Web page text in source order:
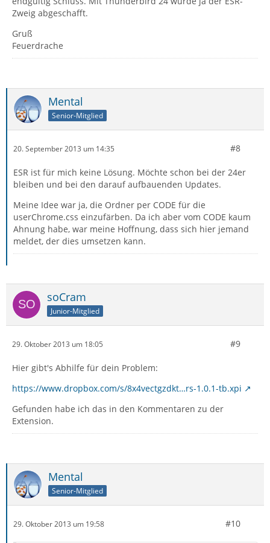
Zweig abgeschafft.
Gruß
Feuerdrache
Mental
Senior-Mitglied
20. September 2013 um 14:35 #8
ESR ist für mich keine Lösung. Möchte schon bei der 24er
bleiben und bei den darauf aufbauenden Updates.
Meine Idee war ja, die Ordner per CODE für die
userChrome.css einzufärben. Da ich aber vom CODE kaum
Ahnung habe, war meine Hoffnung, dass sich hier jemand
meldet, der dies umsetzen kann.
soCram
Junior-Mitglied
29. Oktober 2013 um 18:05 #9
Hier gibt's Abhilfe für dein Problem:
https://www.dropbox.com/s/8x4vectgzdkt…rs-1.0.1-tb.xpi
Gefunden habe ich das in den Kommentaren zu der
Extension.
Mental
Senior-Mitglied
29. Oktober 2013 um 19:58 #10